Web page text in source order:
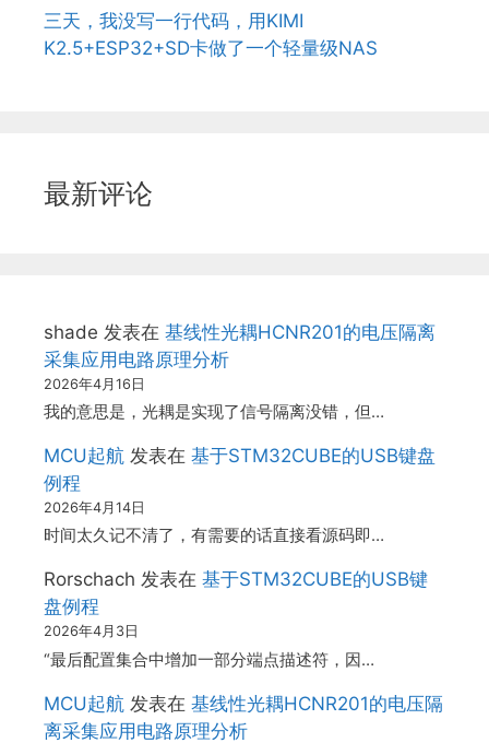
三天，我没写一行代码，用KIMI
K2.5+ESP32+SD卡做了一个轻量级NAS
最新评论
shade 发表在 基线性光耦HCNR201的电压隔离
采集应用电路原理分析
2026年4月16日
我的意思是，光耦是实现了信号隔离没错，但…
MCU起航 发表在 基于STM32CUBE的USB键盘
例程
2026年4月14日
时间太久记不清了，有需要的话直接看源码即…
Rorschach 发表在 基于STM32CUBE的USB键
盘例程
2026年4月3日
“最后配置集合中增加一部分端点描述符，因…
MCU起航 发表在 基线性光耦HCNR201的电压隔
离采集应用电路原理分析